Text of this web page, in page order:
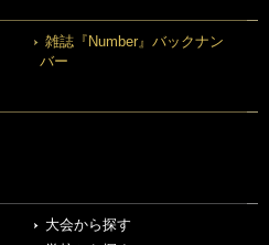
雑誌『Number』バックナン
バー
大会から探す